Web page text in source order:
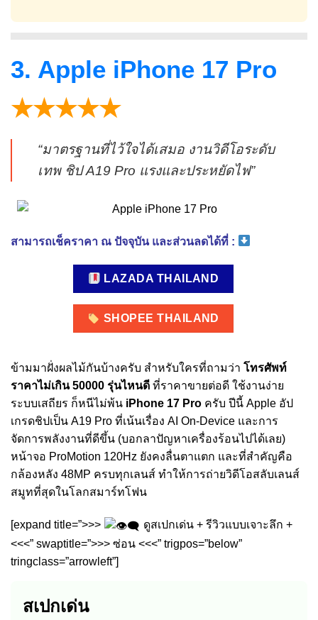
3. Apple iPhone 17 Pro
★★★★★
“มาตรฐานที่ไว้ใจได้เสมอ งานวิดีโอระดับ
เทพ ชิป A19 Pro แรงและประหยัดไฟ”
สามารถเช็คราคา ณ ปัจจุบัน และส่วนลดได้ที่ :
LAZADA THAILAND
SHOPEE THAILAND
ข้ามมาฝั่งผลไม้กันบ้างครับ สำหรับใครที่ถามว่า โทรศัพท์
ราคาไม่เกิน 50000 รุ่นไหนดี ที่ราคาขายต่อดี ใช้งานง่าย
ระบบเสถียร ก็หนีไม่พ้น iPhone 17 Pro ครับ ปีนี้ Apple อัป
เกรดชิปเป็น A19 Pro ที่เน้นเรื่อง AI On-Device และการ
จัดการพลังงานที่ดีขึ้น (บอกลาปัญหาเครื่องร้อนไปได้เลย)
หน้าจอ ProMotion 120Hz ยังคงลื่นตาแตก และที่สำคัญคือ
กล้องหลัง 48MP ครบทุกเลนส์ ทำให้การถ่ายวิดีโอสลับเลนส์
สมูทที่สุดในโลกสมาร์ทโฟน
[expand title=”>>>
ดูสเปกเด่น + รีวิวแบบเจาะลึก +
<<<” swaptitle=”>>> ซ่อน <<<” trigpos=”below”
tringclass=”arrowleft”]
สเปกเด่น